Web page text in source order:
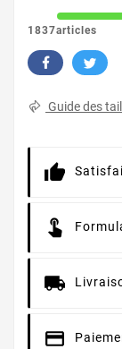
1837articles
Guide des